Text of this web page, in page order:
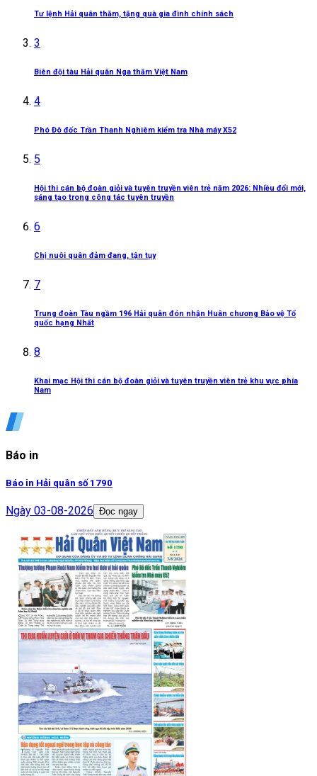
Tư lệnh Hải quân thăm, tặng quà gia đình chính sách
3
Biên đội tàu Hải quân Nga thăm Việt Nam
4
Phó Đô đốc Trần Thanh Nghiêm kiểm tra Nhà máy X52
5
Hội thi cán bộ đoàn giỏi và tuyên truyền viên trẻ năm 2026: Nhiều đổi mới,
sáng tạo trong công tác tuyên truyền
6
Chị nuôi quân đảm đang, tận tụy
7
Trung đoàn Tàu ngầm 196 Hải quân đón nhận Huân chương Bảo vệ Tổ
quốc hạng Nhất
8
Khai mạc Hội thi cán bộ đoàn giỏi và tuyên truyền viên trẻ khu vực phía
Nam
Báo in
Báo in Hải quân số 1790
Ngày 03-08-2026 Đọc ngay